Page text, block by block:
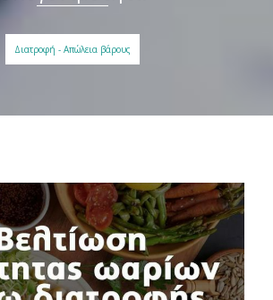
Διατροφή - Απώλεια βάρους